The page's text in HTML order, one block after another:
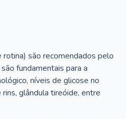
são recomendados pelo
fundamentais para a
níveis de glicose no
glândula tireóide, entre